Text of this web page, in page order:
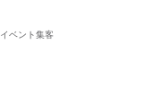
イベント集客